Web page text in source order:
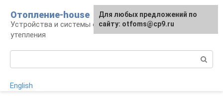
контенту
Отопление-house
Устройства и системы отопления, способы
утепления
English
Для любых предложений по
сайту: otfoms@cp9.ru